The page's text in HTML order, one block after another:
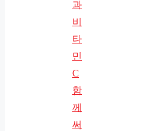
과
비
타
민
C
함
께
써